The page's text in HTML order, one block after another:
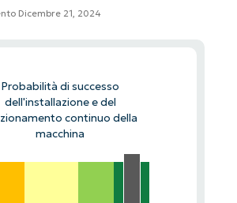
Dicembre 21, 2024
Probabilità di successo
dell'installazione e del
continuo della
macchina